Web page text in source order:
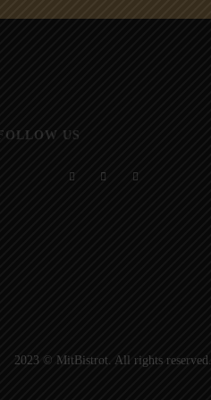
FOLLOW US
2023 © MitBistrot. All rights reserved.